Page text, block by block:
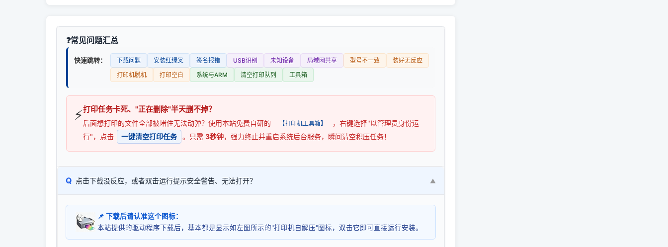
常见问题汇总
快速跳转： 下载问题 安装红绿叉 签名报错 USB识别 未知设备 局域网共享 型号不一致
装好无反应
打印机脱机
打印空白 系统与ARM 清空打印队列 工具箱
⚡打印任务卡死、"正在删除"半天删不掉？
后面想打印的文件全部被堵住无法动弹？使用本站免费自研的 【打印机工具箱】
，右键选择"以管理员身份运
行"，点击
一键清空打印任务 。只需 3秒钟，强力终止并重启系统后台服务，瞬间清空积压任务！
Q 点击下载没反应，或者双击运行提示安全警告、无法打开？ ▼
📌 下载后请认准这个图标：
本站提供的驱动程序下载后，基本都是显示如左图所示的"打印机自解压"图标，双击它即可直接运行安装。